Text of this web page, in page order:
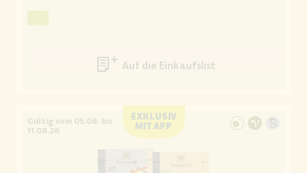
Auf die Einkaufsliste
EXKLUSIV
MIT APP
Gültig vom 05.08. bis
11.08.26